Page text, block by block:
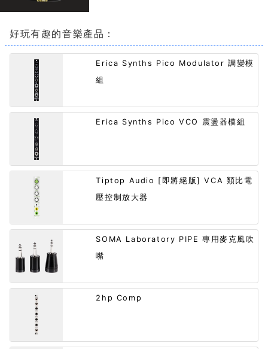
好玩有趣的音樂產品：
Erica Synths Pico Modulator 調變模
組
Erica Synths Pico VCO 震盪器模組
Tiptop Audio [即將絕版] VCA 類比電
壓控制放大器
SOMA Laboratory PIPE 專用麥克風吹
嘴
2hp Comp